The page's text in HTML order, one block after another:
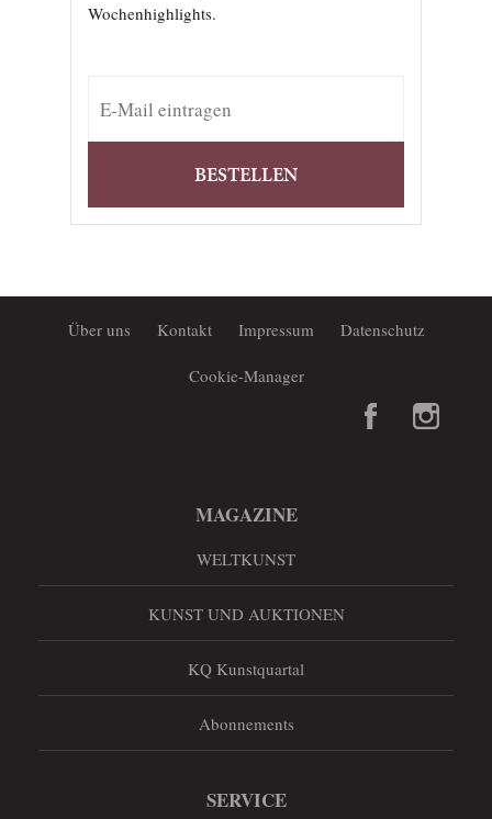
Wochenhighlights.
BESTELLEN
Über uns Kontakt Impressum Datenschutz
Cookie-Manager
MAGAZINE
WELTKUNST
KUNST UND AUKTIONEN
KQ Kunstquartal
Abonnements
SERVICE